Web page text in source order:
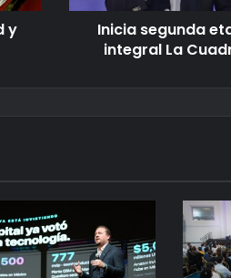
y
Inicia segunda
integral La